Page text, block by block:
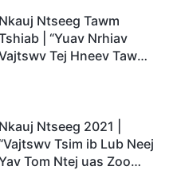
Nkauj Ntseeg Tawm
| “Yuav Nrhiav
Tej Hneev Taw
Nkauj Ntseeg 2021 |
Tsim ib Lub Neej
Tom Ntej uas Zoo